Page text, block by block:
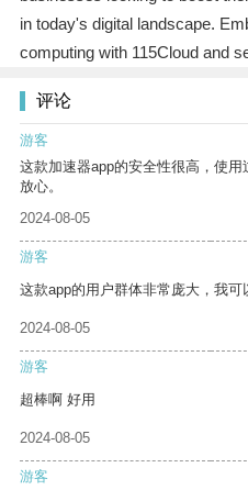
in today's digital landscape.
computing with 115Cloud and
评论
游客
这款加速器app的安全性很高，使
放心。
2024-08-05
游客
这款app的用户群体非常庞大，我可
2024-08-05
游客
超棒啊 好用
2024-08-05
游客